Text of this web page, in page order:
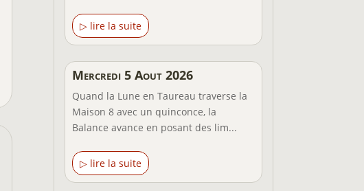
▷ lire la suite
Mercredi 5 Aout 2026
Quand la Lune en Taureau traverse la
Maison 8 avec un quinconce, la
Balance avance en posant des lim...
▷ lire la suite